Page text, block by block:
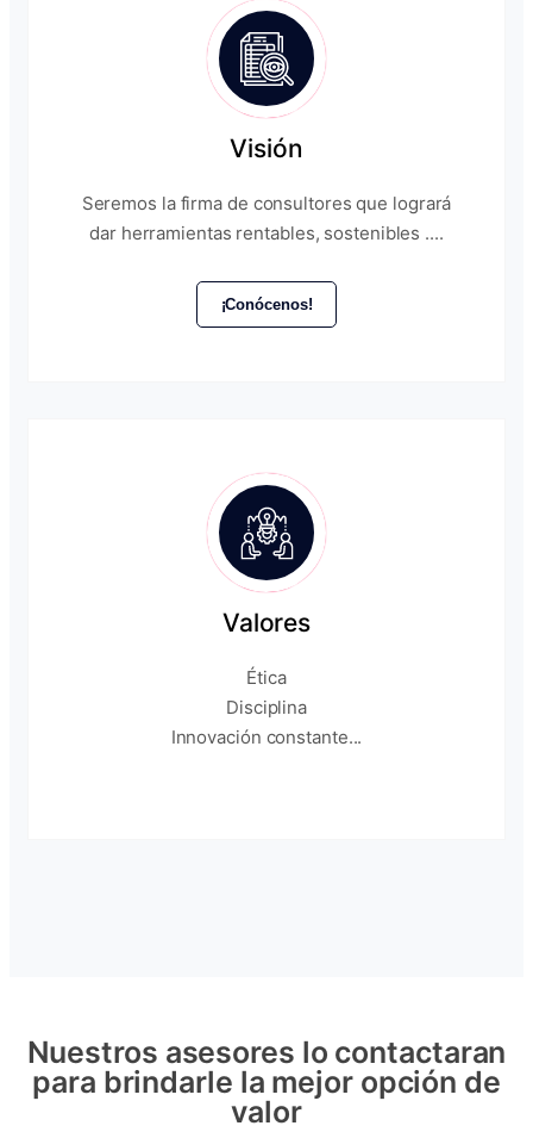
Visión
Seremos la firma de consultores que logrará
dar herramientas rentables, sostenibles ....
¡Conócenos!
Valores
Ética
Disciplina
Innovación constante...
Nuestros asesores lo contactaran
para brindarle la mejor opción de
valor